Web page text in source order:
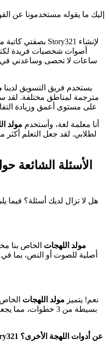
إليك ما يقوله مستخدمونا عن
"بصفتي كاتبة
أصوات شخصيات فريدة
ساعات لا تحصى وساعدني
"يستخدم فريق التسويق لدينا
مترجمة لمناطق مختلفة. لقد
على مستوى أعمق وزيادة
"أنا معلمة لغة، وأستخدم مولد
لطلابي. لقد جعل التعلم أكثر
الأسئلة الشائعة
هل لا تزال لديك أسئلة؟ فيما
مولد اللهجات الخاص بنا
أصلية للصوت أو النص، بما
نعم! يتميز مولد اللهجات
بسيطة من 3
ما الذي يميز مولد اللهجات من Story321 عن أدوات اللهجة الأخرى؟